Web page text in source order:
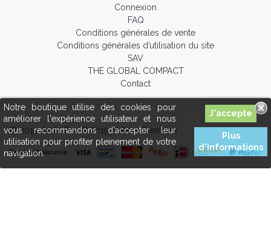
Notre boutique utilise des cookies pour
améliorer l'expérience utilisateur et nous
vous recommandons d'accepter leur
utilisation pour profiter pleinement de votre
navigation.
Plus
d'informations
Connexion
FAQ
Conditions générales de vente
Conditions générales d’utilisation du site
SAV
THE GLOBAL COMPACT
Contact
© 2019 Axdis Pro © 2019 Matière Première